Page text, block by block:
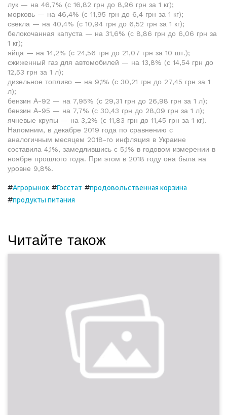
лук — на 46,7% (с 16,82 грн до 8,96 грн за 1 кг);
морковь — на 46,4% (с 11,95 грн до 6,4 грн за 1 кг);
свекла — на 40,4% (с 10,94 грн до 6,52 грн за 1 кг);
белокочанная капуста — на 31,6% (с 8,86 грн до 6,06 грн за
1 кг);
яйца — на 14,2% (с 24,56 грн до 21,07 грн за 10 шт.);
сжиженный газ для автомобилей — на 13,8% (с 14,54 грн до
12,53 грн за 1 л);
дизельное топливо — на 9,1% (с 30,21 грн до 27,45 грн за 1
л);
бензин А-92 — на 7,95% (с 29,31 грн до 26,98 грн за 1 л);
бензин А-95 — на 7,7% (с 30,43 грн до 28,09 грн за 1 л);
ячневые крупы — на 3,2% (с 11,83 грн до 11,45 грн за 1 кг).
Напомним, в декабре 2019 года по сравнению с
аналогичным месяцем 2018-го инфляция в Украине
составила 4,1%, замедлившись с 5,1% в годовом измерении в
ноябре прошлого года. При этом в 2018 году она была на
уровне 9,8%.
#Агрорынок #Госстат #продовольственная корзина
#продукты питания
Читайте також